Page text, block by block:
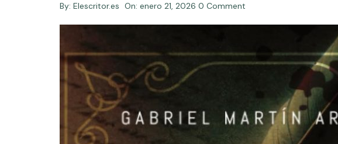
By: Elescritor.es On: enero 21, 2026 0 Comment